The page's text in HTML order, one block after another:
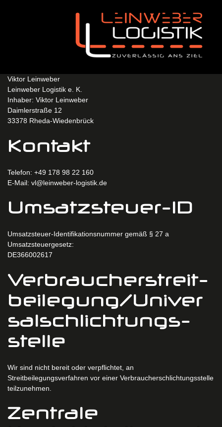
Viktor Leinweber
Leinweber Logistik e. K.
Inhaber: Viktor Leinweber
Daimlerstraße 12
33378 Rheda-Wiedenbrück
Kontakt
Telefon: +49 178 98 22 160
E-Mail: vl@leinweber-logistik.de
Umsatzsteuer-ID
Umsatzsteuer-Identifikationsnummer gemäß § 27 a
Umsatzsteuergesetz:
DE366002617
Verbraucher­streit­
beilegung/Univer
sal­schlichtungs­
stelle
Wir sind nicht bereit oder verpflichtet, an
Streitbeilegungsverfahren vor einer Verbraucherschlichtungsstelle
teilzunehmen.
Zentrale